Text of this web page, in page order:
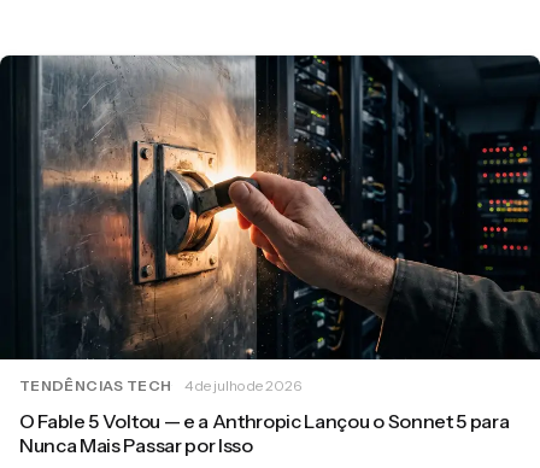
TENDÊNCIAS TECH 4 de julho de 2026
O Fable 5 Voltou — e a Anthropic Lançou o Sonnet 5 para
Nunca Mais Passar por Isso